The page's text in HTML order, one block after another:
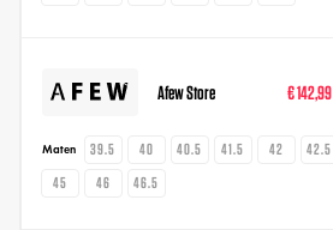
Afew Store € 142,99
Maten 39.5 40 40.5 41.5 42 42.5
45
46 46.5